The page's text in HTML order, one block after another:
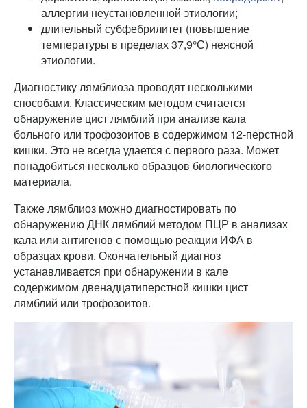
аллергии неустановленной этиологии;
длительный субфебрилитет (повышение
температуры в пределах 37,9°С) неясной
этиологии.
Диагностику лямблиоза проводят несколькими
способами. Классическим методом считается
обнаружение цист лямблий при анализе кала
больного или трофозоитов в содержимом 12-перстной
кишки. Это не всегда удается с первого раза. Может
понадобиться несколько образцов биологического
материала.
Также лямблиоз можно диагностировать по
обнаружению ДНК лямблий методом ПЦР в анализах
кала или антигенов с помощью реакции ИФА в
образцах крови. Окончательный диагноз
устанавливается при обнаружении в кале
содержимом двенадцатиперстной кишки цист
лямблий или трофозоитов.